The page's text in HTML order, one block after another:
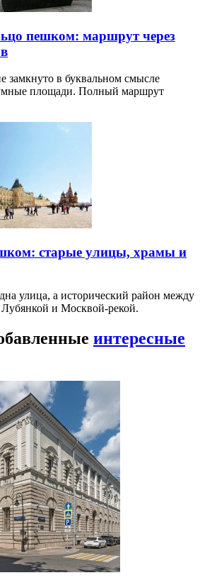
пешком: маршрут через
замкнуто в буквальном смысле
площади. Полный маршрут
старые улицы, храмы и
улица, а исторический район между
и Москвой-рекой.
интересные